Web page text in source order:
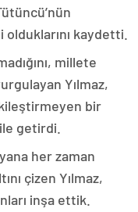
kaydetti.
millete
Yılmaz,
bir
getirdi.
her zaman
çizen Yılmaz,
inşa ettik.